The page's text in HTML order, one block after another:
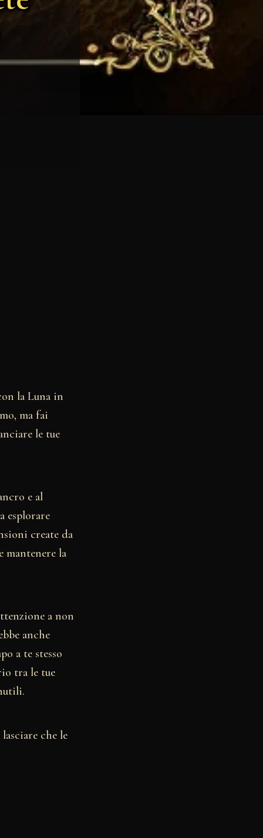
la Luna in
ma fai
le tue
e al
esplorare
create da
mantenere la
a non
anche
a te stesso
tra le tue
che le